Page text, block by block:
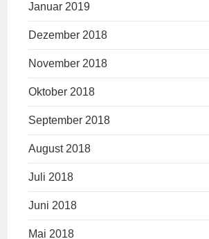
Januar 2019
Dezember 2018
November 2018
Oktober 2018
September 2018
August 2018
Juli 2018
Juni 2018
Mai 2018